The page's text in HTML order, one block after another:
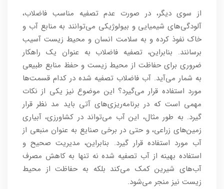
از سوی دیگر، در صورت عدم تصفیه مناسب فاضلاب،
آلودگی‌های شیمیایی و بیولوژیکی می‌توانند به منابع آب و
خاک نفوذ کرده و به سلامت انسان و محیط زیست آسیب
برسانند. بنابراین، تصفیه فاضلاب به عنوان یک راهکار
ضروری برای حفاظت از محیط زیست و حفظ منابع طبیعی
به شمار می‌آید. آب فاضلاب تصفیه شده در کدام قسمت‌ها
مورد استفاده قرار می‌گیرد؟ این موضوع نیز یکی از نکات
مهمی است که در برنامه‌ریزی‌های آتی باید مد نظر قرار
گیرد. به طور مثال، این آب می‌تواند در کشاورزی، آبیاری
زمین‌های زراعی، و حتی در برخی صنایع به عنوان منبعی از
آب مورد استفاده قرار گیرد. بنابراین، مدیریت صحیح و
استفاده بهینه از آب تصفیه شده نه تنها به کاهش مصرف
آب‌های شیرین کمک می‌کند بلکه به حفاظت از محیط
زیست نیز منجر می‌شود.